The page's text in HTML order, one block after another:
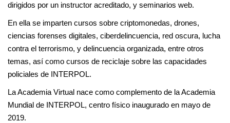
dirigidos por un instructor acreditado, y seminarios web.
En ella se imparten cursos sobre criptomonedas, drones,
ciencias forenses digitales, ciberdelincuencia, red oscura, lucha
contra el terrorismo, y delincuencia organizada, entre otros
temas, así como cursos de reciclaje sobre las capacidades
policiales de INTERPOL.
La Academia Virtual nace como complemento de la Academia
Mundial de INTERPOL, centro físico inaugurado en mayo de
2019.